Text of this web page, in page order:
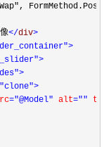
</div>
>
>
>
>
="@Model" alt=""